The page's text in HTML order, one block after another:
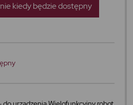
kiedy będzie dostępny